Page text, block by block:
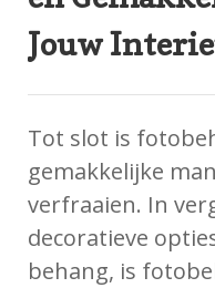
Jouw
Tot slot is
gemakkelijke
verfraaien. In
decoratieve
behang, is